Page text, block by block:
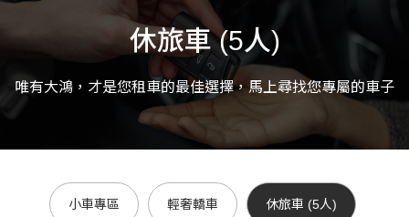
休旅車 (5人)
唯有大鴻，才是您租車的最佳選擇，馬上尋找您專屬的車子
小車專區 輕奢轎車 休旅車 (5人)